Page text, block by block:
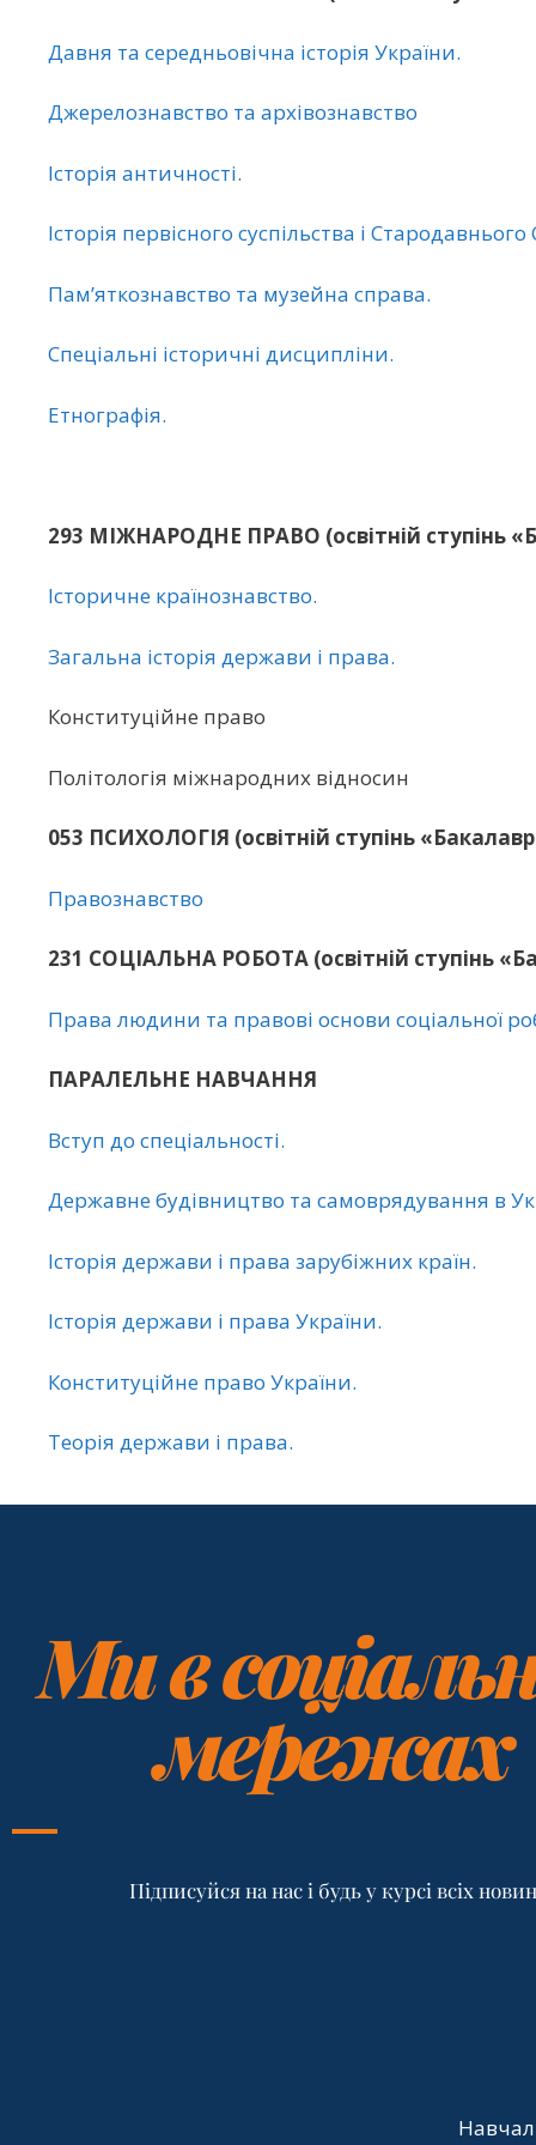
Давня та середньовічна історія України.
Джерелознавство та архівознавство
Історія античності.
Історія первісного суспільства і Стародавнього
Пам’яткознавство та музейна справа.
Спеціальні історичні дисципліни.
Етнографія.
293 МІЖНАРОДНЕ ПРАВО (освітній ступінь
Історичне країнознавство.
Загальна історія держави і права.
Конституційне право
Політологія міжнародних відносин
053 ПСИХОЛОГІЯ (освітній ступінь
Правознавство
231 СОЦІАЛЬНА РОБОТА (освітній ступінь
Права людини та правові основи соціальної
ПАРАЛЕЛЬНЕ НАВЧАННЯ
Вступ до спеціальності.
Державне будівництво та самоврядування в
Історія держави і права зарубіжних країн.
Історія держави і права України.
Конституційне право України.
Теорія держави і права.
Ми в
мережах
Підписуйся на нас і будь у курсі всіх новин